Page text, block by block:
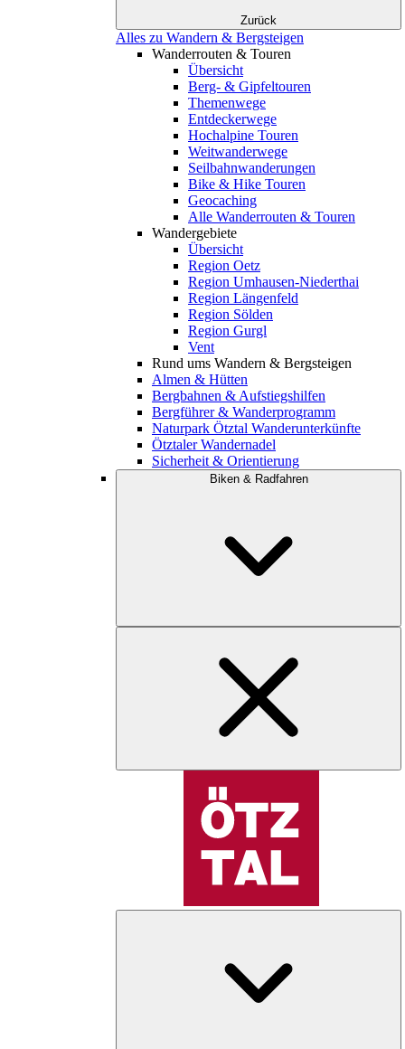
Zurück
Alles zu Wandern & Bergsteigen
Wanderrouten & Touren
Übersicht
Berg- & Gipfeltouren
Themenwege
Entdeckerwege
Hochalpine Touren
Weitwanderwege
Seilbahnwanderungen
Bike & Hike Touren
Geocaching
Alle Wanderrouten & Touren
Wandergebiete
Übersicht
Region Oetz
Region Umhausen-Niederthai
Region Längenfeld
Region Sölden
Region Gurgl
Vent
Rund ums Wandern & Bergsteigen
Almen & Hütten
Bergbahnen & Aufstiegshilfen
Bergführer & Wanderprogramm
Naturpark Ötztal Wanderunterkünfte
Ötztaler Wandernadel
Sicherheit & Orientierung
Biken & Radfahren